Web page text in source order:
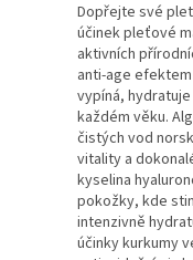
Dopřejte své
účinek pleťové
aktivních
anti-age
vypíná,
každém věku.
čistých vod
vitality a
kyselina
pokožky, kde
intenzivně
účinky kurkumy